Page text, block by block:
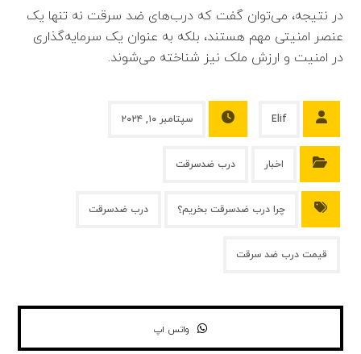
در نتیجه، می‌توان گفت که درب‌های ضد سرقت نه تنها یک
عنصر امنیتی مهم هستند، بلکه به عنوان یک سرمایه‌گذاری
در امنیت و ارزش ملک نیز شناخته می‌شوند.
Elif سپتامبر ۱۰, ۲۰۲۴
اخبار درب ضدسرقت
چرا درب ضدسرقت بخریم؟ درب ضدسرقت
قیمت درب ضد سرقت
واتس اپ